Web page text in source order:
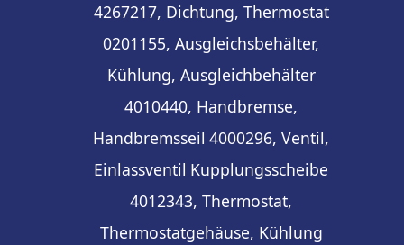
4267217, Dichtung, Thermostat
0201155, Ausgleichsbehälter,
Kühlung, Ausgleichbehälter
4010440, Handbremse,
Handbremsseil 4000296, Ventil,
Einlassventil Kupplungsscheibe
4012343, Thermostat,
Thermostatgehäuse, Kühlung